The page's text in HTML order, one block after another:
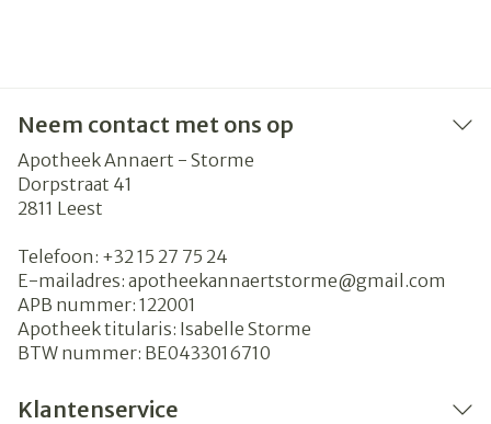
Neem contact met ons op
Apotheek Annaert - Storme
Dorpstraat 41
2811 Leest
Telefoon: +32 15 27 75 24
E-mailadres: apotheekannaertstorme@gmail.com
APB nummer: 122001
Apotheek titularis: Isabelle Storme
BTW nummer: BE0433016710
Klantenservice